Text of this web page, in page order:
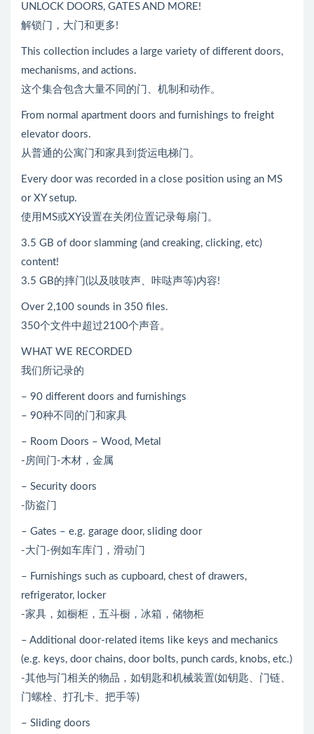
UNLOCK DOORS, GATES AND MORE!
解锁门，大门和更多!
This collection includes a large variety of different doors,
mechanisms, and actions.
这个集合包含大量不同的门、机制和动作。
From normal apartment doors and furnishings to freight
elevator doors.
从普通的公寓门和家具到货运电梯门。
Every door was recorded in a close position using an MS
or XY setup.
使用MS或XY设置在关闭位置记录每扇门。
3.5 GB of door slamming (and creaking, clicking, etc)
content!
3.5 GB的摔门(以及吱吱声、咔哒声等)内容!
Over 2,100 sounds in 350 files.
350个文件中超过2100个声音。
WHAT WE RECORDED
我们所记录的
– 90 different doors and furnishings
– 90种不同的门和家具
– Room Doors – Wood, Metal
-房间门-木材，金属
– Security doors
-防盗门
– Gates – e.g. garage door, sliding door
-大门-例如车库门，滑动门
– Furnishings such as cupboard, chest of drawers,
refrigerator, locker
-家具，如橱柜，五斗橱，冰箱，储物柜
– Additional door-related items like keys and mechanics
(e.g. keys, door chains, door bolts, punch cards, knobs, etc.)
-其他与门相关的物品，如钥匙和机械装置(如钥匙、门链、
门螺栓、打孔卡、把手等)
– Sliding doors